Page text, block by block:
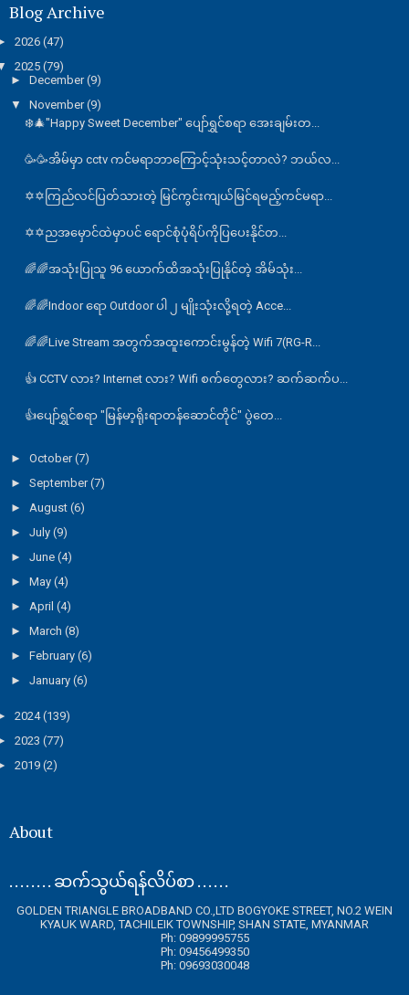
Blog Archive
2026 (47)
2025 (79)
► December(9)
▼ November(9)
❄️🎄"Happy Sweet December" ပျော်ရွှင်စရာ အေးချမ်းတ...
🥳🥳အိမ်မှာ cctv ကင်မရာဘာကြောင့်သုံးသင့်တာလဲ? ဘယ်လ...
✡️✡️ကြည်လင်ပြတ်သားတဲ့ မြင်ကွင်းကျယ်မြင်ရမည့်ကင်မရာ...
✡️✡️ညအမှောင်ထဲမှာပင် ရောင်စုံပုံရိပ်ကိုပြပေးနိုင်တ...
🌈🌈အသုံးပြုသူ 96 ယောက်ထိအသုံးပြုနိုင်တဲ့ အိမ်သုံး...
🌈🌈Indoor ရော Outdoor ပါ ၂ မျိုးသုံးလို့ရတဲ့ Acce...
🌈🌈Live Stream အတွက်အထူးကောင်းမွန်တဲ့ Wifi 7(RG-R...
👍 CCTV လား? Internet လား? Wifi စက်တွေလား? ဆက်ဆက်ပ...
👍ပျော်ရွှင်စရာ "မြန်မာ့ရိုးရာတန်ဆောင်တိုင်" ပွဲတေ...
► October(7)
► September(7)
► August (6)
► July (9)
► June (4)
► May (4)
► April (4)
► March (8)
► February (6)
► January (6)
2024(139)
2023 (77)
2019 (2)
About
. . . . . . . . ဆက်သွယ်ရန်လိပ်စာ . . . . . .
GOLDEN TRIANGLE BROADBAND CO.,LTD BOGYOKE STREET, NO.2 WEIN
KYAUK WARD, TACHILEIK TOWNSHIP, SHAN STATE, MYANMAR
Ph: 09899995755
Ph: 09456499350
Ph: 09693030048